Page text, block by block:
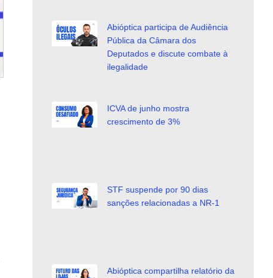
Abióptica participa de Audiência
Pública da Câmara dos
Deputados e discute combate à
ilegalidade
ICVA de junho mostra
crescimento de 3%
STF suspende por 90 dias
sanções relacionadas a NR-1
Abióptica compartilha relatório da